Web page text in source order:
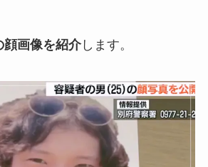
顔画像を紹介します。